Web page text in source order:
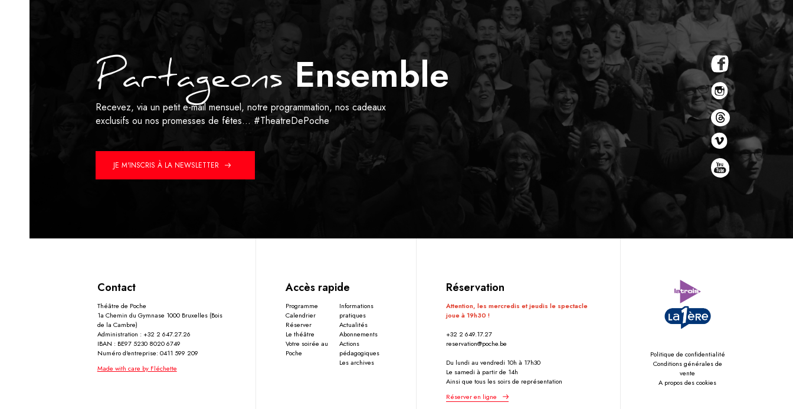
Partageons Ensemble
Recevez, via un petit e-mail mensuel, notre programmation, nos cadeaux
exclusifs ou nos promesses de fêtes… #TheatreDePoche
JE M'INSCRIS À LA NEWSLETTER
Contact
Théâtre de Poche
1a Chemin du Gymnase 1000 Bruxelles (Bois
de la Cambre)
Administration : +32 2 647.27.26
IBAN : BE97 5230 8020 6749
Numéro d'entreprise: 0411 599 209
Made with care by Fléchette
Accès rapide
Programme
Calendrier
Réserver
Le théâtre
Votre soirée au
Poche
Informations
pratiques
Actualités
Abonnements
Actions
pédagogiques
Les archives
Réservation
Attention, les mercredis et jeudis le spectacle
joue à 19h30 !
+32 2 649.17.27
reservation@poche.be
Du lundi au vendredi 10h à 17h30
Le samedi à partir de 14h
Ainsi que tous les soirs de représentation
Réserver en ligne
Politique de confidentialité
Conditions générales de
vente
A propos des cookies